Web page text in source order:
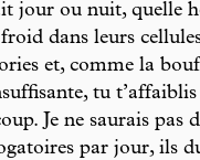
jour ou nuit, quelle
dans leurs
et, comme la
tu
Je ne saurais pas
par jour, ils